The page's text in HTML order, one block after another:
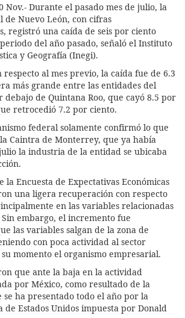
Nov.- Durante el pasado mes de julio, la
Nuevo León, con cifras
registró una caída de seis por ciento
del año pasado, señaló el Instituto
y Geografía (Inegi).
respecto al mes previo, la caída fue de 6.3
más grande entre las entidades del
debajo de Quintana Roo, que cayó 8.5 por
retrocedió 7.2 por ciento.
federal solamente confirmó lo que
Caintra de Monterrey, que ya había
la industria de la entidad se ubicaba
la Encuesta de Expectativas Económicas
una ligera recuperación con respecto
en las variables relacionadas
embargo, el incremento fue
las variables salgan de la zona de
con poca actividad al sector
momento el organismo empresarial.
que ante la baja en la actividad
por México, como resultado de la
ha presentado todo el año por la
Estados Unidos impuesta por Donald